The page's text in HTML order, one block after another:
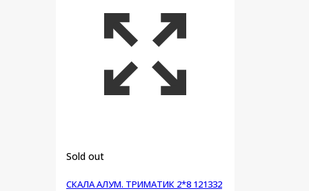
Sold out
СКАЛА АЛУМ. ТРИМАТИК 2*8 121332